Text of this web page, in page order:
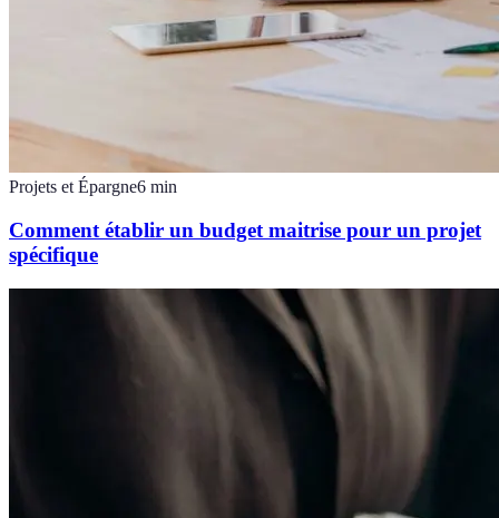
Projets et Épargne6 min
Comment établir un budget maitrise pour un projet
spécifique